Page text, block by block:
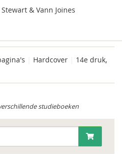
& Vann Joines
Hardcover
14e druk,
studieboeken